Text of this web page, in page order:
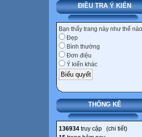
ĐIỀU TRA Ý KIẾN
Bạn thấy trang này như thế
Đẹp
Bình thường
Đơn điệu
Ý kiến khác
THỐNG KÊ
136934 truy cập (chi tiết)